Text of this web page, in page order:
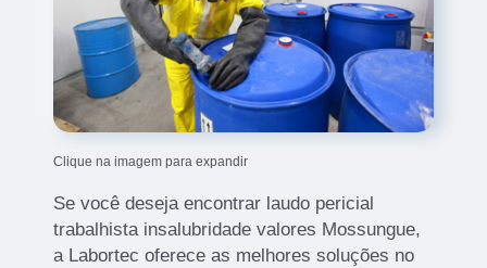
Clique na imagem para expandir
Se você deseja encontrar laudo pericial
trabalhista insalubridade valores Mossungue,
a Labortec oferece as melhores soluções no